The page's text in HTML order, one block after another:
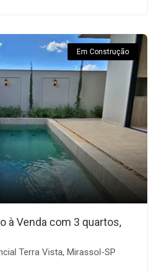
Em Construção
à Venda com 3 quartos,
Terra Vista, Mirassol-SP